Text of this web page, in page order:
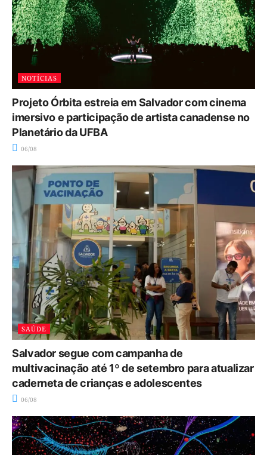
NOTÍCIAS
Projeto Órbita estreia em Salvador com cinema
imersivo e participação de artista canadense no
Planetário da UFBA
06/08
SAÚDE
Salvador segue com campanha de
multivacinação até 1º de setembro para atualizar
caderneta de crianças e adolescentes
06/08